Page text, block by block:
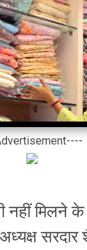
नहीं मिलने
सरदार